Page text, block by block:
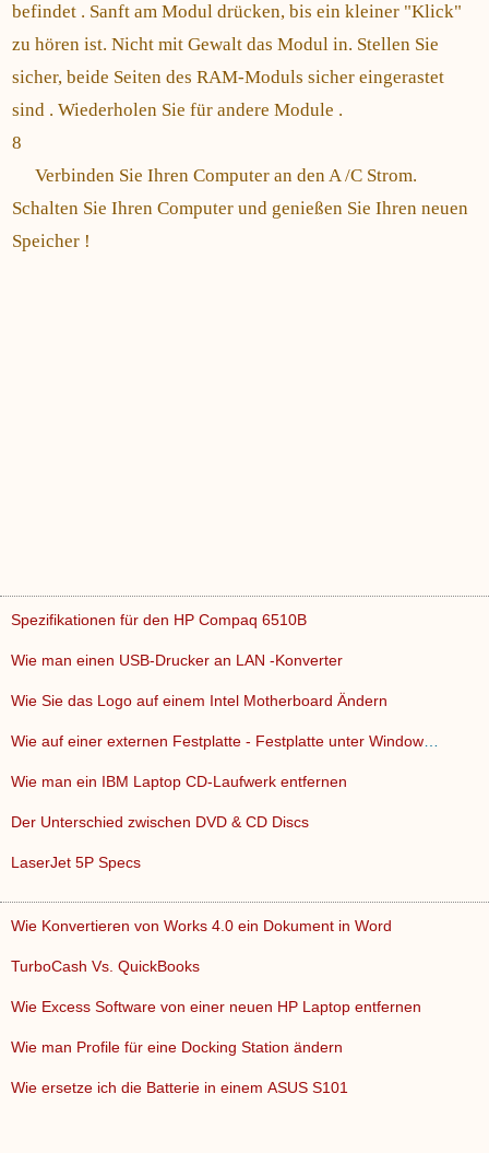
befindet . Sanft am Modul drücken, bis ein kleiner "Klick"
zu hören ist. Nicht mit Gewalt das Modul in. Stellen Sie
sicher, beide Seiten des RAM-Moduls sicher eingerastet
sind . Wiederholen Sie für andere Module .
8
Verbinden Sie Ihren Computer an den A /C Strom.
Schalten Sie Ihren Computer und genießen Sie Ihren neuen
Speicher !
Spezifikationen für den HP Compaq 6510B
Wie man einen USB-Drucker an LAN -Konverter
Wie Sie das Logo auf einem Intel Motherboard Ändern
Wie man ein IBM Laptop CD-Laufwerk entfernen
Der Unterschied zwischen DVD & CD Discs
LaserJet 5P Specs
Wie Konvertieren von Works 4.0 ein Dokument in Word
TurboCash Vs. QuickBooks
Wie Excess Software von einer neuen HP Laptop entfernen
Wie man Profile für eine Docking Station ändern
Wie ersetze ich die Batterie in einem ASUS S101